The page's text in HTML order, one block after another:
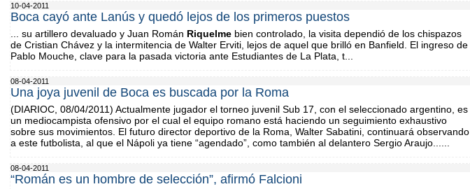
10-04-2011
Boca cayó ante Lanús y quedó lejos de los primeros puestos
... su artillero devaluado y Juan Román Riquelme bien controlado, la visita dependió de los chispazos
de Cristian Chávez y la intermitencia de Walter Erviti, lejos de aquel que brilló en Banfield. El ingreso de
Pablo Mouche, clave para la pasada victoria ante Estudiantes de La Plata, t...
08-04-2011
Una joya juvenil de Boca es buscada por la Roma
(DIARIOC, 08/04/2011) Actualmente jugador el torneo juvenil Sub 17, con el seleccionado argentino, es
un mediocampista ofensivo por el cual el equipo romano está haciendo un seguimiento exhaustivo
sobre sus movimientos. El futuro director deportivo de la Roma, Walter Sabatini, continuará observando
a este futbolista, al que el Nápoli ya tiene “agendado”, como también al delantero Sergio Araujo......
08-04-2011
“Román es un hombre de selección”, afirmó Falcioni